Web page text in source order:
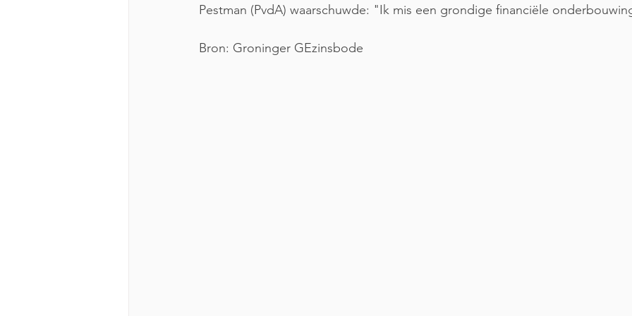
Pestman (PvdA) waarschuwde: "Ik mis een grondige financiële
Bron: Groninger GEzinsbode